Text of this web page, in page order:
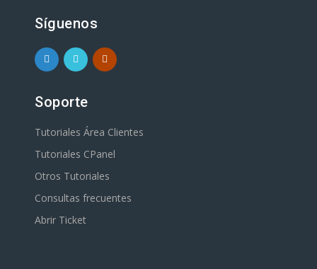
Síguenos
Soporte
Tutoriales Área Clientes
Tutoriales CPanel
Otros Tutoriales
Consultas frecuentes
Abrir Ticket